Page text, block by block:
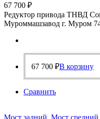
67 700 ₽
Редуктор привода ТНВД
Муроммашзавод г. Муром
67 700 ₽В корзину
Сравнить
Мост задний, Мост средний